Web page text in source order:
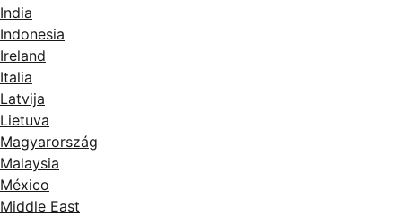
India
Indonesia
Ireland
Italia
Latvija
Lietuva
Magyarország
Malaysia
México
Middle East